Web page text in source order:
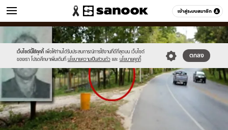
เข้าสู่ระบบสมาชิก
ข่าว หมวดอื่นๆ
เว็บไซต์นี้ใช้คุกกี้ เพื่อให้ท่านได้รับประสบการณ์การใช้งานที่ดีที่สุดบน เว็บไซต์
ของเรา โปรดศึกษาเพิ่มเติมที่ นโยบายความเป็นส่วนตัว และ นโยบายคุกกี้
ตกลง
Sanook
//s.isanook.com/sr/0/images/logo-
new-
sanook.png
600
//s.isanook.com/ns/0/ud/234/1171067/news01-
1.jpg